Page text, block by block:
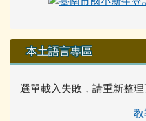
本土語言專區
選單載入失敗，請重新整理